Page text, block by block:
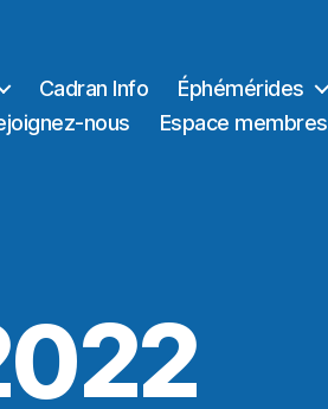
Cadran Info
Éphémérides
nous
Espace membres